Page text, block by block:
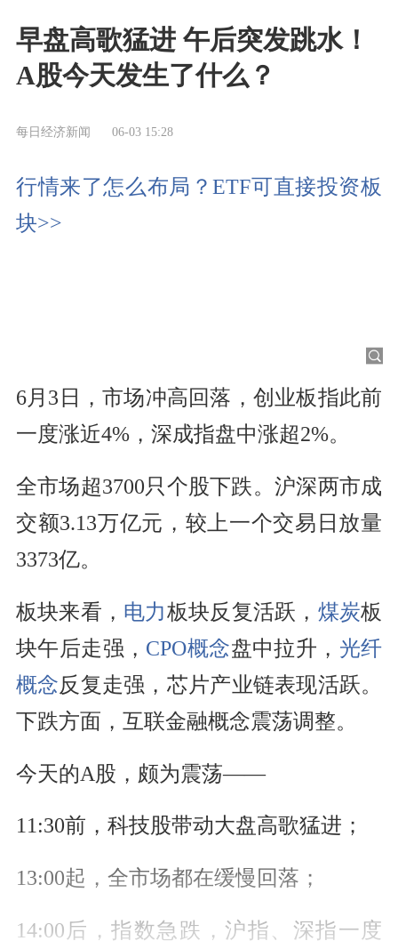
早盘高歌猛进 午后突发跳水！
A股今天发生了什么？
每日经济新闻 06-03 15:28
行情来了怎么布局？ETF可直接投资板
块>>
6月3日，市场冲高回落，创业板指此前
一度涨近4%，深成指盘中涨超2%。
全市场超3700只个股下跌。沪深两市成
交额3.13万亿元，较上一个交易日放量
3373亿。
板块来看， 电力板块反复活跃， 煤炭板
块午后走强， CPO概念盘中拉升， 光纤
概念反复走强，芯片产业链表现活跃。
下跌方面，互联金融概念震荡调整。
今天的A股，颇为震荡——
11:30前，科技股带动大盘高歌猛进；
13:00起，全市场都在缓慢回落；
14:00后，指数急跌，沪指、深指一度